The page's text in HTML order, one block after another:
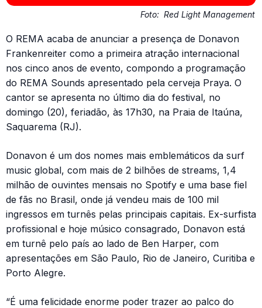
Foto: Red Light Management
O REMA acaba de anunciar a presença de Donavon
Frankenreiter como a primeira atração internacional
nos cinco anos de evento, compondo a programação
do REMA Sounds apresentado pela cerveja Praya. O
cantor se apresenta no último dia do festival, no
domingo (20), feriadão, às 17h30, na Praia de Itaúna,
Saquarema (RJ).
Donavon é um dos nomes mais emblemáticos da surf
music global, com mais de 2 bilhões de streams, 1,4
milhão de ouvintes mensais no Spotify e uma base fiel
de fãs no Brasil, onde já vendeu mais de 100 mil
ingressos em turnês pelas principais capitais. Ex-surfista
profissional e hoje músico consagrado, Donavon está
em turnê pelo país ao lado de Ben Harper, com
apresentações em São Paulo, Rio de Janeiro, Curitiba e
Porto Alegre.
“É uma felicidade enorme poder trazer ao palco do